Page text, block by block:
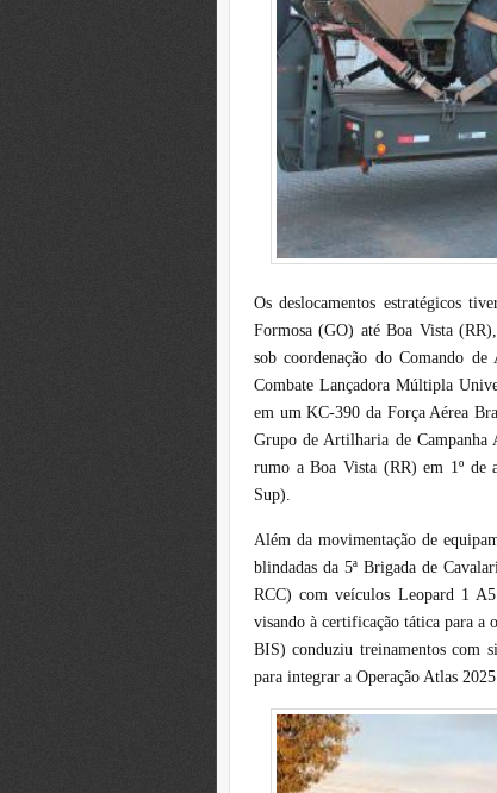
Os deslocamentos estratégicos
Formosa (GO) até Boa Vista
sob coordenação do Comando
Combate Lançadora Múltipla
em um KC-390 da Força Aérea
Grupo de Artilharia de Campanha
rumo a Boa Vista (RR) em 1º de
Sup).
Além da movimentação de
blindadas da 5ª Brigada de
RCC) com veículos Leopard 1
visando à certificação tática para a
BIS) conduziu treinamentos com
para integrar a Operação Atlas 2025.